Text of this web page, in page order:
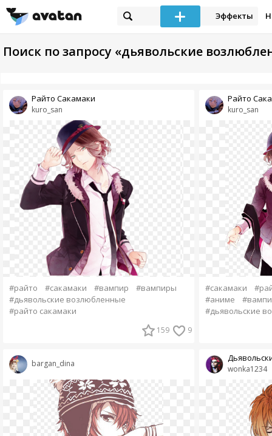
Эффекты
Поиск по запросу «дьявольские
kuro_san
Райто Сакамаки
#райто #сакамаки #вампир
#вампиры
#дьявольские возлюбленные
#райто сакамаки
159 9
bargan_dina
kuro_san
Райто
#сакамаки
#аниме
#дьявольские
wonka1234